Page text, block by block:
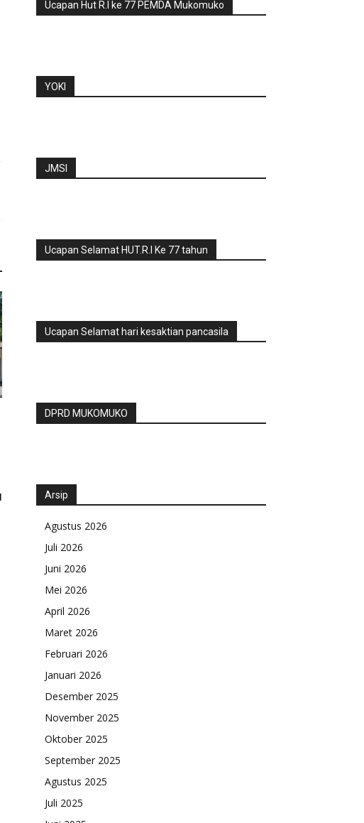
Ucapan Hut R.I ke 77 PEMDA Mukomuko
YOKI
JMSI
Ucapan Selamat HUT.R.I Ke 77 tahun
Ucapan Selamat hari kesaktian pancasila
DPRD MUKOMUKO
Arsip
Agustus 2026
Juli 2026
Juni 2026
Mei 2026
April 2026
Maret 2026
Februari 2026
Januari 2026
Desember 2025
November 2025
Oktober 2025
September 2025
Agustus 2025
Juli 2025